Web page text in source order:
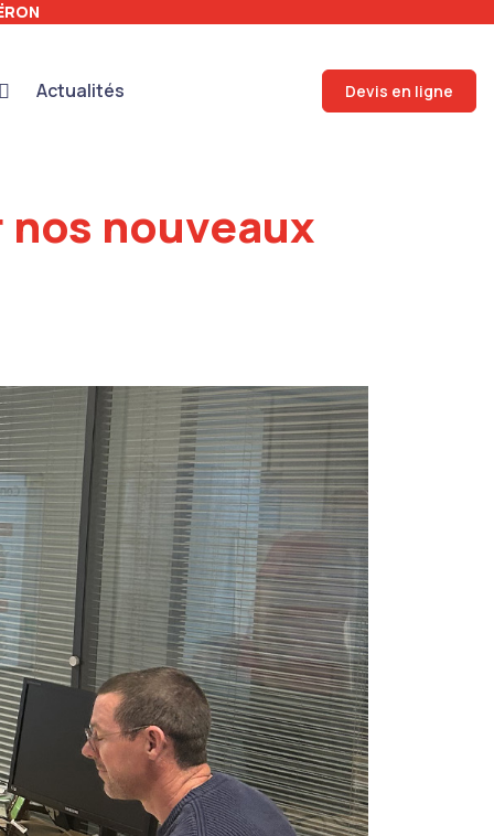
Actualités Devis en ligne
nouveaux